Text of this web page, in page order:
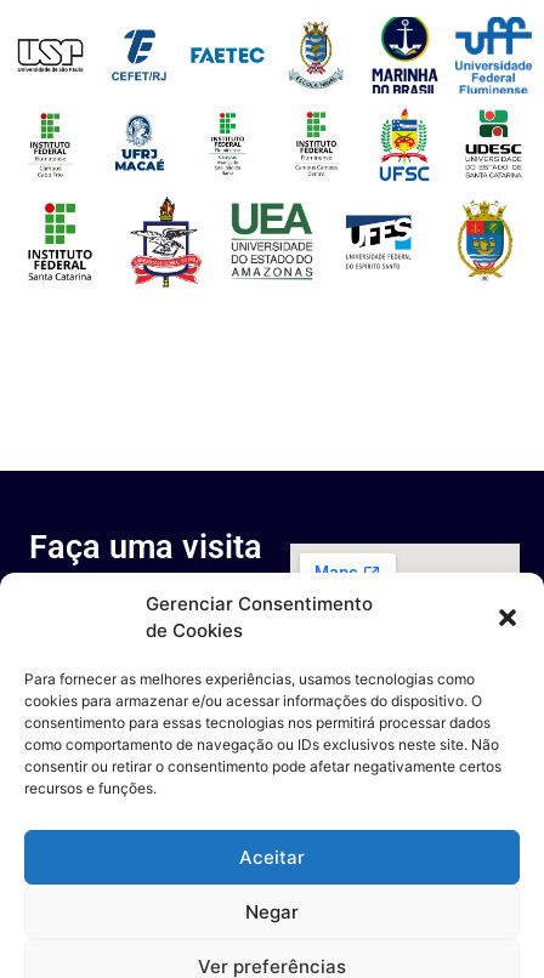
Gerenciar Consentimento
de Cookies
Para fornecer as melhores experiências, usamos tecnologias como
cookies para armazenar e/ou acessar informações do dispositivo. O
consentimento para essas tecnologias nos permitirá processar dados
como comportamento de navegação ou IDs exclusivos neste site. Não
consentir ou retirar o consentimento pode afetar negativamente certos
recursos e funções.
Aceitar
Negar
Ver preferências
Faça uma visita
ao nosso
espaço
Rua Octávio Cantanhede, 817-
Universidade Federal do Rio de
Janeiro, Rio de Janeiro - RJ
Entre em contato
Todos os direitos reservados | DSB – Desafio Solar Brasil 2023 |